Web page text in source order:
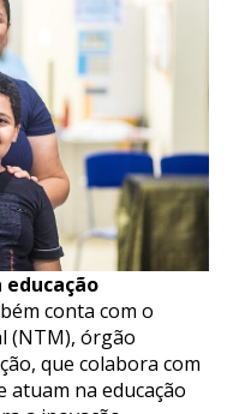
educação
conta com o
(NTM), órgão
que colabora com
atuam na educação